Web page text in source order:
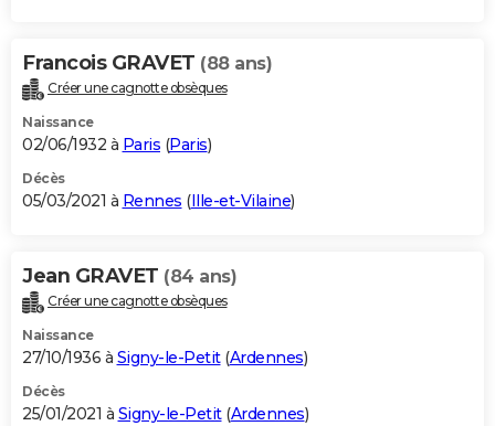
Francois GRAVET (88 ans)
Créer une cagnotte obsèques
Naissance
02/06/1932 à Paris (Paris)
Décès
05/03/2021 à Rennes (Ille-et-Vilaine)
Jean GRAVET (84 ans)
Créer une cagnotte obsèques
Naissance
27/10/1936 à Signy-le-Petit(Ardennes)
Décès
25/01/2021 à Signy-le-Petit(Ardennes)